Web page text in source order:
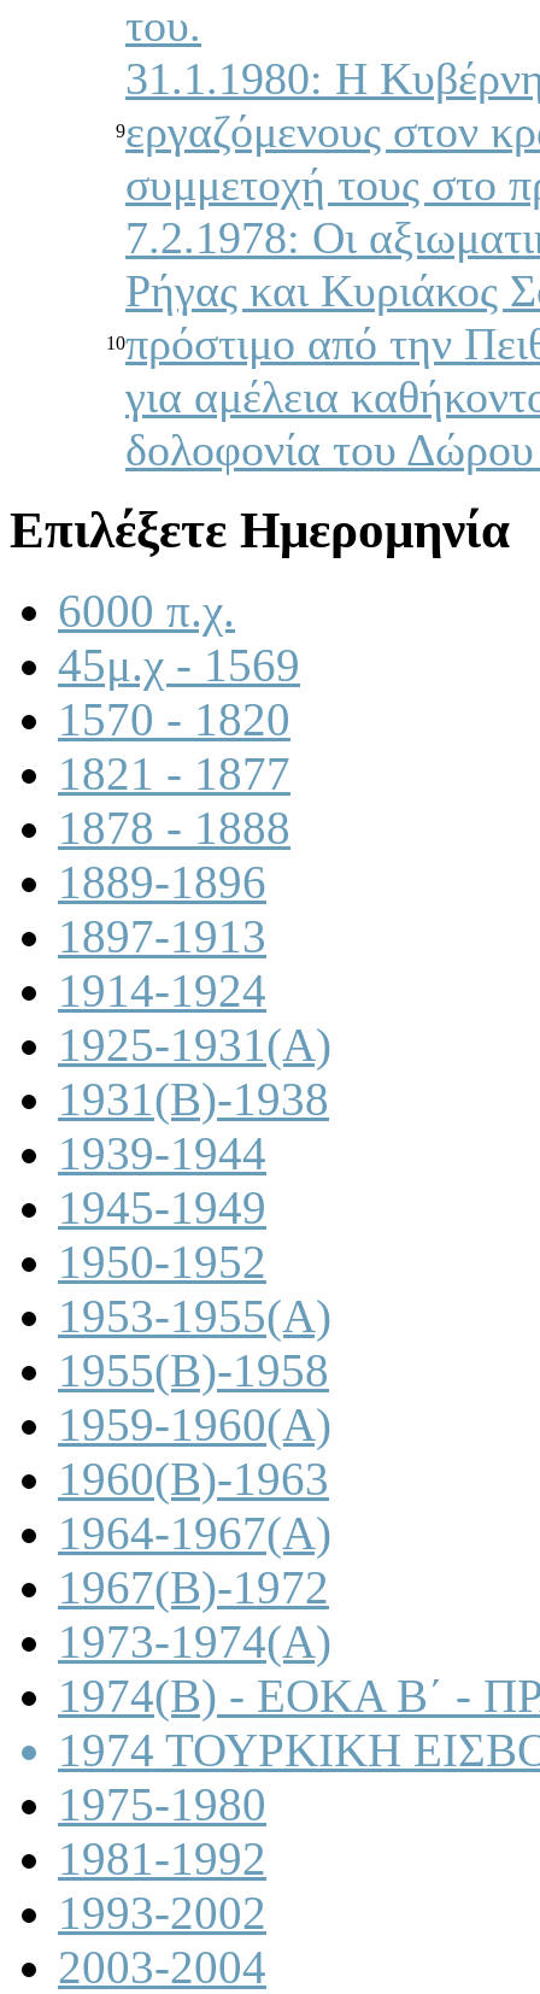
του.
9
31.1.1980: Η
εργαζόμενους στον
συμμετοχή τους στο
10
7.2.1978: Οι
Ρήγας και Κυριάκος
πρόστιμο από την
για αμέλεια
δολοφονία του
Επιλέξετε Ημερομηνία
6000 π.χ.
45μ.χ - 1569
1570 - 1820
1821 - 1877
1878 - 1888
1889-1896
1897-1913
1914-1924
1925-1931(A)
1931(B)-1938
1939-1944
1945-1949
1950-1952
1953-1955(A)
1955(B)-1958
1959-1960(A)
1960(B)-1963
1964-1967(A)
1967(B)-1972
1973-1974(A)
1974(B) - ΕΟΚΑ Β΄ -
1974 ΤΟΥΡΚΙΚΗ
1975-1980
1981-1992
1993-2002
2003-2004